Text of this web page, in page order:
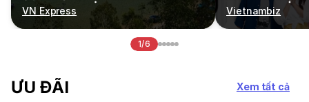
VN Express Vietnambiz
1/6
ƯU ĐÃI Xem tất cả